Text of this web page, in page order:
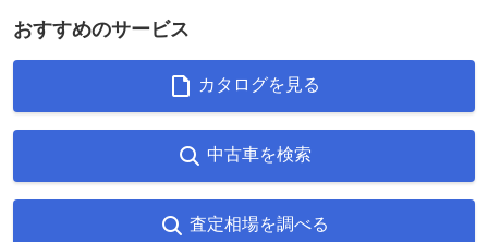
おすすめのサービス
カタログを見る
中古車を検索
査定相場を調べる